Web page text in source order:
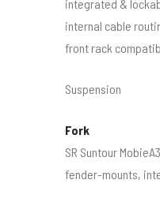
integrated &
internal cable
front rack
Suspension
Fork
SR Suntour
fender-mounts,